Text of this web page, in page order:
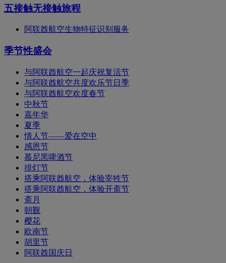
五接触无接触旅程
阿联酋航空生物特征识别服务
季节性盛会
与阿联酋航空一起庆祝复活节
与阿联酋航空共度欢乐节日季
与阿联酋航空欢度春节
中秋节
嘉年华
夏季
情人节——爱在空中
感恩节
慕尼黑啤酒节
排灯节
搭乘阿联酋航空，体验宰牲节
搭乘阿联酋航空，体验开斋节
斋月
朝觐
樱花
欧南节
胡里节
阿联酋国庆日